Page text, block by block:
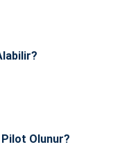
Pilot Olunur?